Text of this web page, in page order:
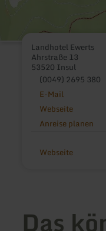
Landhotel Ewerts
Ahrstraße 13
53520 Insul
(0049) 2695 380
E-Mail
Webseite
Anreise planen
Webseite
Das